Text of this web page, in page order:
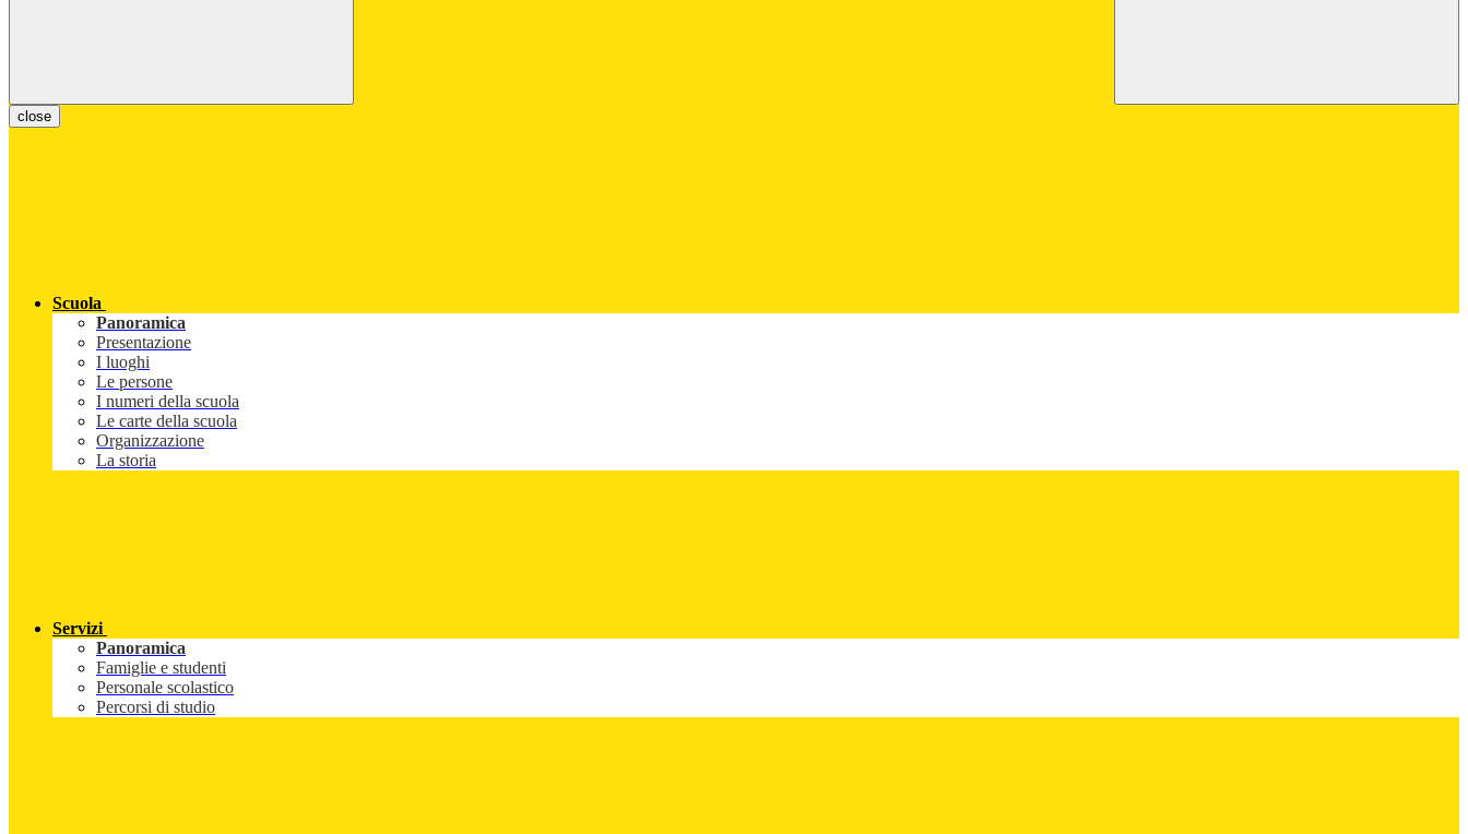
close
Scuola
Panoramica
Presentazione
I luoghi
Le persone
I numeri della scuola
Le carte della scuola
Organizzazione
La storia
Servizi
Panoramica
Famiglie e studenti
Personale scolastico
Percorsi di studio